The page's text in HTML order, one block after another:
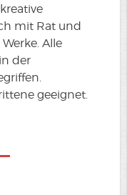
mit Rat und
Alle
der
geeignet.